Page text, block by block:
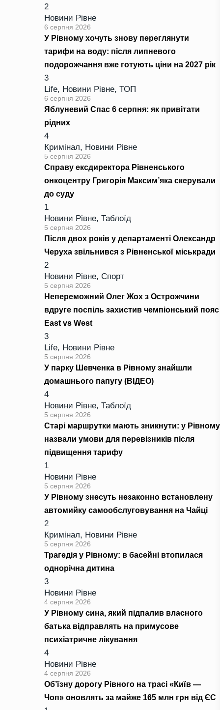
2
Новини Рівне
6 серпня 2026
У Рівному хочуть знову переглянути
тарифи на воду: після липневого
подорожчання вже готують ціни на 2027 рік
3
Life, Новини Рівне, ТОП
6 серпня 2026
Яблуневий Спас 6 серпня: як привітати
рідних
4
Кримінал, Новини Рівне
5 серпня 2026
Справу ексдиректора Рівненського
онкоцентру Григорія Максим’яка скерували
до суду
1
Новини Рівне, Таблоїд
5 серпня 2026
Після двох років у департаменті Олександр
Черуха звільнився з Рівненської міськради
2
Новини Рівне, Спорт
5 серпня 2026
Непереможний Олег Жох з Острожчини
вдруге поспіль захистив чемпіонський пояс
East vs West
3
Life, Новини Рівне
5 серпня 2026
У парку Шевченка в Рівному знайшли
домашнього папугу (ВІДЕО)
4
Новини Рівне, Таблоїд
5 серпня 2026
Старі маршрутки мають зникнути: у Рівному
назвали умови для перевізників після
підвищення тарифу
1
Новини Рівне
5 серпня 2026
У Рівному знесуть незаконно встановлену
автомийку самообслуговування на Чайці
2
Кримінал, Новини Рівне
5 серпня 2026
Трагедія у Рівному: в басейні втопилася
однорічна дитина
3
Новини Рівне
4 серпня 2026
У Рівному сина, який підпалив власного
батька відправлять на примусове
психіатричне лікування
4
Новини Рівне
4 серпня 2026
Об’їзну дорогу Рівного на трасі «Київ —
Чоп» оновлять за майже 165 млн грн від ЄС